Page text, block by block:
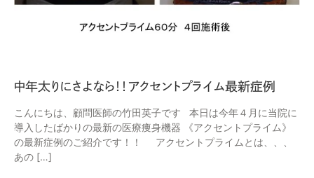
中年太りにさよなら！！アクセントプライム最新症例
こんにちは、顧問医師の竹田英子です 本日は今年４月に当院に
導入したばかりの最新の医療痩身機器 《アクセントプライム》
の最新症例のご紹介です！！ アクセントプライムとは、、、
あの […]